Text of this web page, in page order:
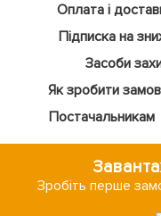
Оплата і
Підписка на
Засоби
Як зробити
Постачальникам
Зробіть перше